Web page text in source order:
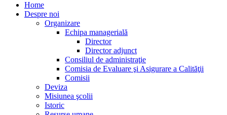
Home
Despre noi
Organizare
Echipa managerială
Director
Director adjunct
Consiliul de administraţie
Comisia de Evaluare şi Asigurare a Calităţii
Comisii
Deviza
Misiunea şcolii
Istoric